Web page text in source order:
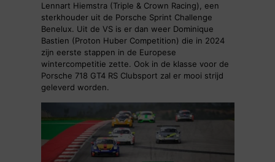
Lennart Hiemstra (Triple & Crown Racing), een
sterkhouder uit de Porsche Sprint Challenge
Benelux. Uit de VS is er dan weer Dominique
Bastien (Proton Huber Competition) die in 2024
zijn eerste stappen in de Europese
wintercompetitie zette. Ook in de klasse voor de
Porsche 718 GT4 RS Clubsport zal er mooi strijd
geleverd worden.